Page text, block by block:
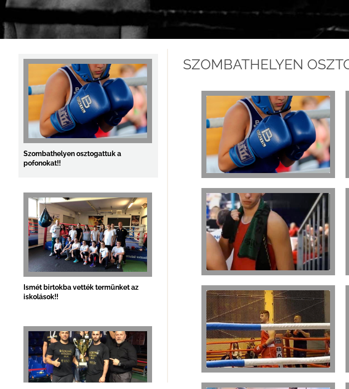
Bajnokságot a Fitt-Box...
Szombathelyen osztogattuk a
pofonokat!!
Ismét birtokba vették termünket az
iskolások!!
SZOMBATHELYEN